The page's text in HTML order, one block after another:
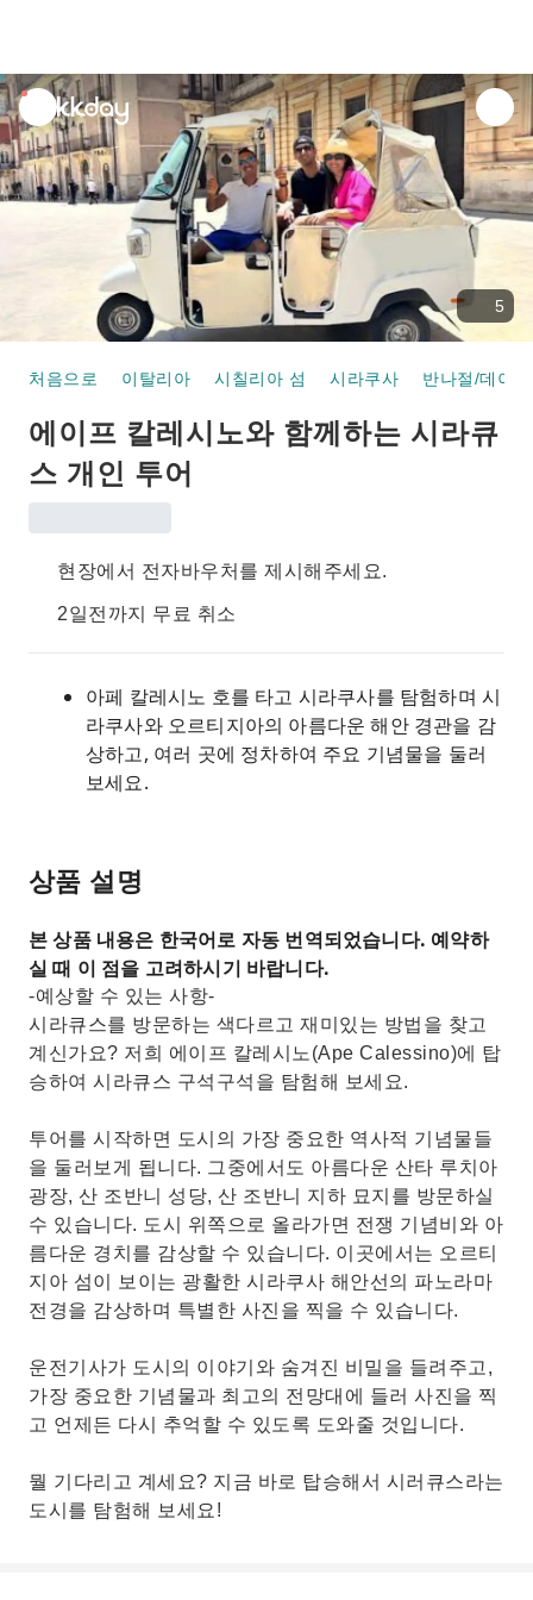
unread
notifications
5
처음으로 이탈리아 시칠리아 섬 시라쿠사 반나절/데이
에이프 칼레시노와 함께하는 시라큐
스 개인 투어
현장에서 전자바우처를 제시해주세요.
2일전까지 무료 취소
아페 칼레시노 호를 타고 시라쿠사를 탐험하며 시
라쿠사와 오르티지아의 아름다운 해안 경관을 감
상하고, 여러 곳에 정차하여 주요 기념물을 둘러
보세요.
상품 설명
본 상품 내용은 한국어로 자동 번역되었습니다. 예약하
실 때 이 점을 고려하시기 바랍니다.
-예상할 수 있는 사항-
시라큐스를 방문하는 색다르고 재미있는 방법을 찾고
계신가요? 저희 에이프 칼레시노(Ape Calessino)에 탑
승하여 시라큐스 구석구석을 탐험해 보세요.
투어를 시작하면 도시의 가장 중요한 역사적 기념물들
을 둘러보게 됩니다. 그중에서도 아름다운 산타 루치아
광장, 산 조반니 성당, 산 조반니 지하 묘지를 방문하실
수 있습니다. 도시 위쪽으로 올라가면 전쟁 기념비와 아
름다운 경치를 감상할 수 있습니다. 이곳에서는 오르티
지아 섬이 보이는 광활한 시라쿠사 해안선의 파노라마
전경을 감상하며 특별한 사진을 찍을 수 있습니다.
운전기사가 도시의 이야기와 숨겨진 비밀을 들려주고,
가장 중요한 기념물과 최고의 전망대에 들러 사진을 찍
고 언제든 다시 추억할 수 있도록 도와줄 것입니다.
뭘 기다리고 계세요? 지금 바로 탑승해서 시러큐스라는
도시를 탐험해 보세요!